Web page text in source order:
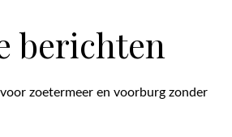
berichten
zoetermeer en voorburg zonder